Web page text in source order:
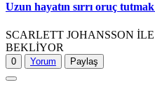
Uzun hayatın sırrı oruç
SCARLETT JOHANSSON
BEKLİYOR
0 Yorum Paylaş